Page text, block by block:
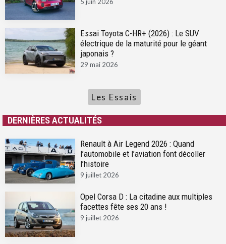
Essai Toyota C-HR+ (2026) : Le SUV
électrique de la maturité pour le géant
japonais ?
29 mai 2026
Les Essais
DERNIÈRES ACTUALITÉS
Renault à Air Legend 2026 : Quand
l’automobile et l’aviation font décoller
l’histoire
9 juillet 2026
Opel Corsa D : La citadine aux multiples
facettes fête ses 20 ans !
9 juillet 2026